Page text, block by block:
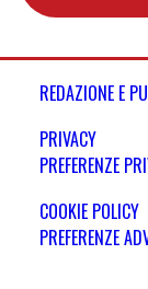
REDAZIONE E
PRIVACY
PREFERENZE
COOKIE POLICY
PREFERENZE